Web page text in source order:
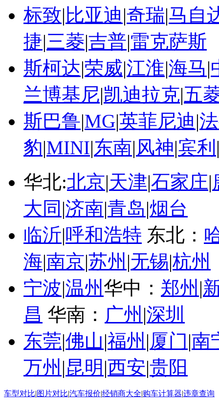
标致| 比亚迪|奇瑞|马自
捷|三菱|吉普|雷克萨斯
斯柯达|荣威|江淮|海马|
兰博基尼|凯迪拉克|五
斯巴鲁|MG|英菲尼迪|
豹|MINI|东南|风神|宾利
华北:北京|天津|石家庄|
大同 |济南|青岛|烟台
临沂|呼和浩特 东北：
海|南京|苏州 |无锡|杭州
宁波|温州华中： 郑州 |
昌 华南： 广州 |深圳
东莞|佛山|福州 |厦门|南
万州 |昆明 |西安|贵阳
车型对比|图片对比|汽车报价|经销商大全|购车计算器|违章查询